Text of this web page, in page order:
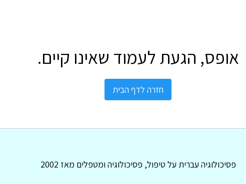
אופס, הגעת לעמוד שאינו קיים.
חזרה לדף הבית
פסיכולוגיה עברית על טיפול, פסיכולוגיה ומטפלים מאז 2002